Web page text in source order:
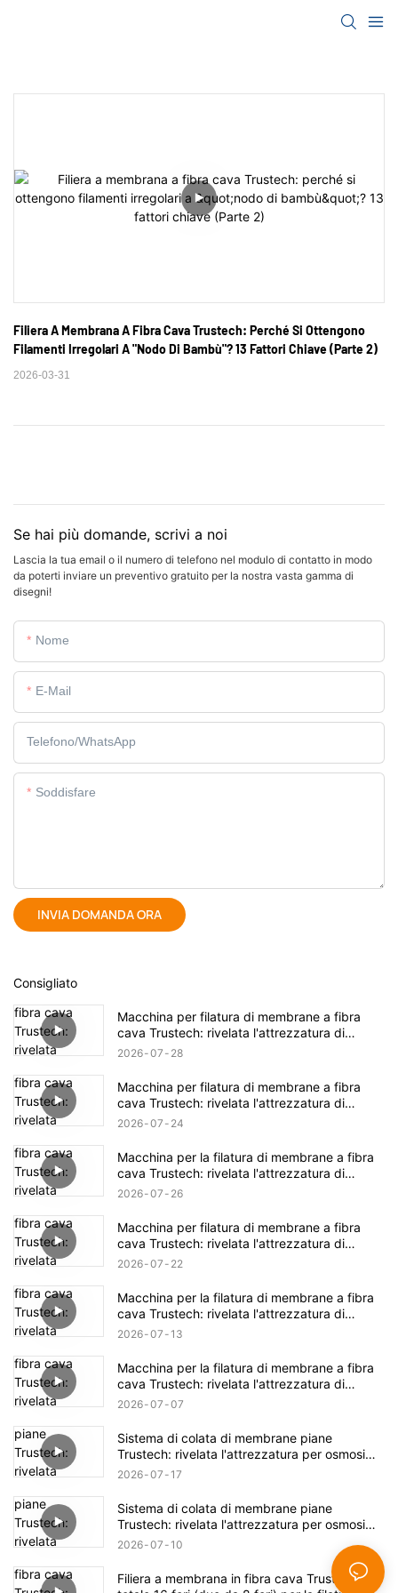
Filiera A Membrana A Fibra Cava Trustech: Perché Si Ottengono
Filamenti Irregolari A "nodo Di Bambù"? 13 Fattori Chiave (Parte 2)
2026-03-31
Se hai più domande, scrivi a noi
Lascia la tua email o il numero di telefono nel modulo di contatto in modo
da poterti inviare un preventivo gratuito per la nostra vasta gamma di
disegni!
Nome
E-Mail
Telefono/WhatsApp
Soddisfare
INVIA DOMANDA ORA
Consigliato
Macchina per filatura di membrane a fibra
cava Trustech: rivelata l'attrezzatura di
filatura TIPS (17)
2026 07 28
Macchina per filatura di membrane a fibra
cava Trustech: rivelata l'attrezzatura di
filatura TIPS (16)
2026 07 24
Macchina per la filatura di membrane a fibra
cava Trustech: rivelata l'attrezzatura di
filatura NIPS (18)
2026 07 26
Macchina per filatura di membrane a fibra
cava Trustech: rivelata l'attrezzatura di
filatura NIPS (17)
2026 07 22
Macchina per la filatura di membrane a fibra
cava Trustech: rivelata l'attrezzatura di
filatura NIPS (16)
2026 07 13
Macchina per la filatura di membrane a fibra
cava Trustech: rivelata l'attrezzatura di
filatura NIPS (15)
2026 07 07
Sistema di colata di membrane piane
Trustech: rivelata l'attrezzatura per osmosi
inversa (XIV)
2026 07 17
Sistema di colata di membrane piane
Trustech: rivelata l'attrezzatura per osmosi
inversa (XIII)
2026 07 10
Filiera a membrana in fibra cava Trustech: